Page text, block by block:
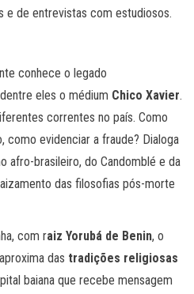
e de entrevistas com estudiosos.
conhece o legado
eles o médium Chico Xavier.
correntes no país. Como
como evidenciar a fraude? Dialoga
afro-brasileiro, do Candomblé e da
das filosofias pós-morte
com raiz Yorubá de Benin, o
das tradições religiosas
baiana que recebe mensagem